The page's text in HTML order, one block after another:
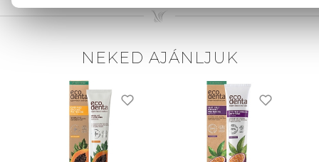
NEKED AJÁNLJUK